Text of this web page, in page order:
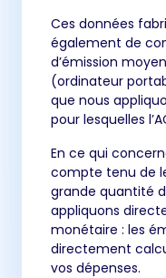
Ces données
également de
d’émission
(ordinateur
que nous
pour lesquelles
En ce qui
compte tenu de
grande quantité
appliquons
monétaire : les
directement
vos dépenses.